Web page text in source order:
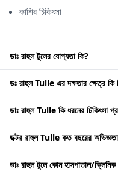
কাশির চিকিৎসা
ডাঃ রাহুল টুলের যোগ্যতা কি?
ডঃ রাহুল Tulle এর দক্ষতার ক্ষেত্র কি
ডাঃ রাহুল Tulle কি ধরনের চিকিৎসা
ডক্টর রাহুল Tulle কত বছরের
ডাঃ রাহুল টুলে কোন হাসপাতাল/ক্লিনিক